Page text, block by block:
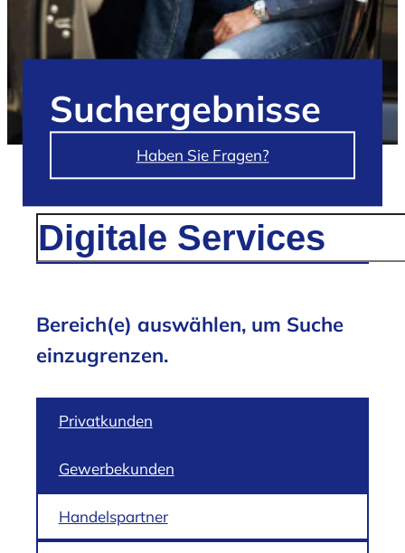
Such­ergebnisse
Haben Sie Fragen?
Suchergebnisse für 'Digitale Services'
Bereich(e) auswählen, um Suche
einzugrenzen.
Privatkunden
Gewerbekunden
Handelspartner